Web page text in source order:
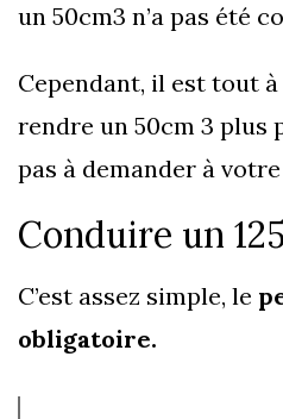
un 50cm3 n’a pas été
Cependant, il est tout
rendre un 50cm 3 plus
pas à demander à
Conduire un
C’est assez simple, le
obligatoire.